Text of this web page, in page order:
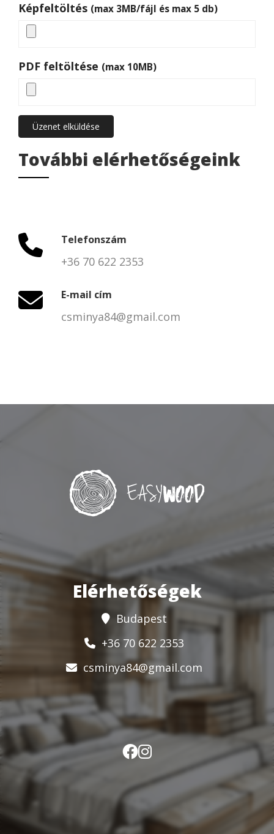
Képfeltöltés (max 3MB/fájl és max 5 db)
PDF feltöltése (max 10MB)
Üzenet elküldése
További elérhetőségeink
Telefonszám
+36 70 622 2353
E-mail cím
csminya84@gmail.com
Elérhetőségek
Budapest
+36 70 622 2353
csminya84@gmail.com